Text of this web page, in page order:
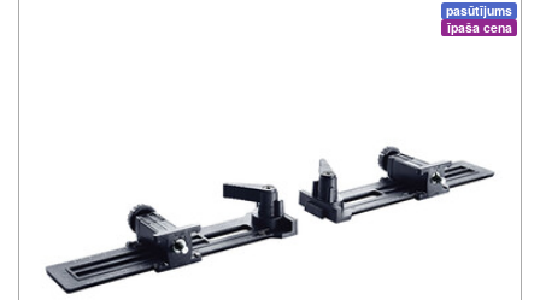
pasūtījums
īpaša cena